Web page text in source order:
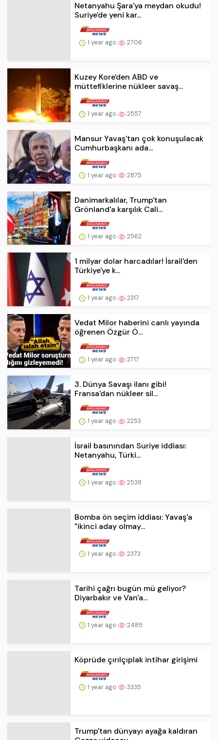
Netanyahu Şara'ya meydan okudu!
Suriye'de yeni kar...
1 year ago 2706
Kuzey Kore'den ABD ve
müttefiklerine nükleer savaş...
1 year ago 2557
Mansur Yavaş'tan çok konuşulacak
Cumhurbaşkanı ada...
1 year ago 2875
Danimarkalılar, Trump'tan
Grönland'a karşılık Cali...
1 year ago 2562
1 milyar dolar harcadılar! İsrail'den
Türkiye'ye k...
1 year ago 2317
Vedat Milor haberini canlı yayında
öğrenen Özgür Ö...
1 year ago 2717
3. Dünya Savaşı ilanı gibi!
Fransa'dan nükleer sil...
1 year ago 2253
İsrail basınından Suriye iddiası:
Netanyahu, Türki...
1 year ago 2538
"ikinci aday olmay...
1 year ago
1 year ago
Trump'tan dünyayı ayağa kaldıran
1 year ago 2391